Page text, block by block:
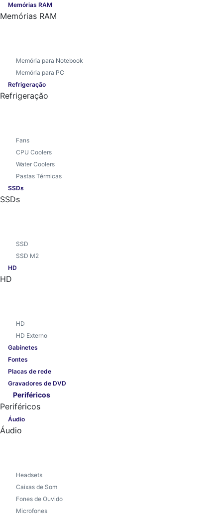
Memórias RAM
Memórias RAM
Memória para Notebook
Memória para PC
Refrigeração
Refrigeração
Fans
CPU Coolers
Water Coolers
Pastas Térmicas
SSDs
SSDs
SSD
SSD M2
HD
HD
HD
HD Externo
Gabinetes
Fontes
Placas de rede
Gravadores de DVD
Periféricos
Periféricos
Áudio
Áudio
Headsets
Caixas de Som
Fones de Ouvido
Microfones